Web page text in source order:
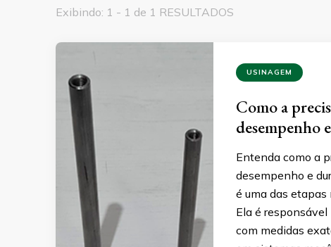
Exibindo: 1 - 1 de 1 RESULTADOS
USINAGEM
Como a
desempenho
Entenda como a
desempenho e
é uma das
Ela é
com medidas